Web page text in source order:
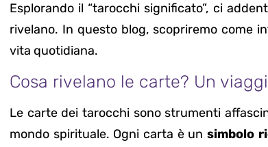
Esplorando il “tarocchi significato”, ci
rivelano. In questo blog, scopriremo come
vita quotidiana.
Cosa rivelano le carte? Un
Le carte dei tarocchi sono strumenti
mondo spirituale. Ogni carta è unsimbolo